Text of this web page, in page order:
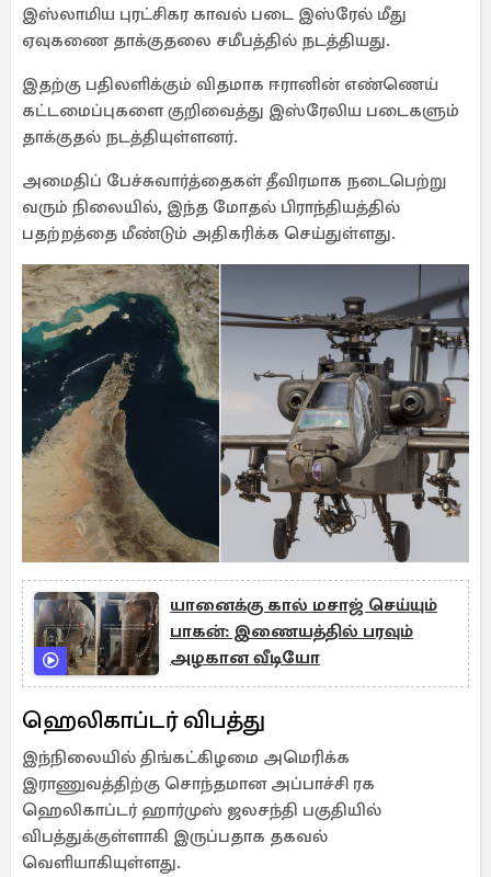
இஸ்லாமிய புரட்சிகர காவல் படை இஸ்ரேல் மீது
ஏவுகணை தாக்குதலை சமீபத்தில் நடத்தியது.
இதற்கு பதிலளிக்கும் விதமாக ஈரானின் எண்ணெய்
கட்டமைப்புகளை குறிவைத்து இஸ்ரேலிய படைகளும்
தாக்குதல் நடத்தியுள்ளனர்.
அமைதிப் பேச்சுவார்த்தைகள் தீவிரமாக நடைபெற்று
வரும் நிலையில், இந்த மோதல் பிராந்தியத்தில்
பதற்றத்தை மீண்டும் அதிகரிக்க செய்துள்ளது.
யானைக்கு கால் மசாஜ் செய்யும்
பாகன்: இணையத்தில் பரவும்
அழகான வீடியோ
ஹெலிகாப்டர் விபத்து
இந்நிலையில் திங்கட்கிழமை அமெரிக்க
இராணுவத்திற்கு சொந்தமான அப்பாச்சி ரக
ஹெலிகாப்டர் ஹார்முஸ் ஜலசந்தி பகுதியில்
விபத்துக்குள்ளாகி இருப்பதாக தகவல்
வெளியாகியுள்ளது.